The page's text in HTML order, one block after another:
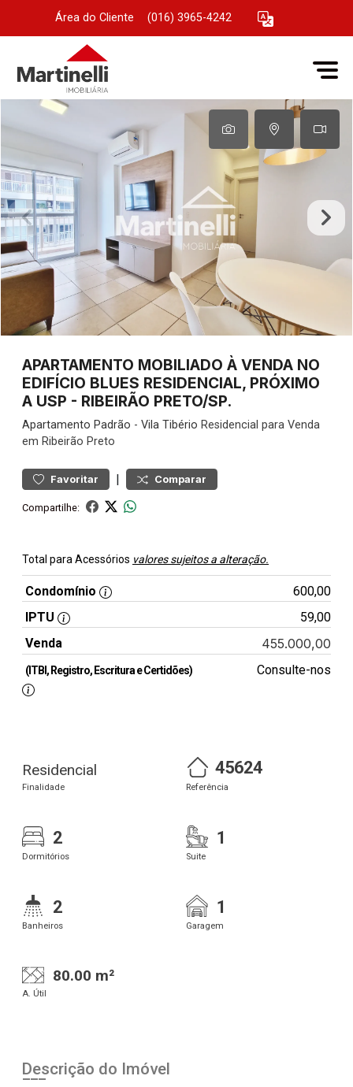
Área do Cliente (016) 3965-4242
APARTAMENTO MOBILIADO À VENDA NO
EDIFÍCIO BLUES RESIDENCIAL, PRÓXIMO
A USP - RIBEIRÃO PRETO/SP.
Apartamento Padrão - Vila Tibério Residencial para Venda
em Ribeirão Preto
Favoritar | Comparar
Compartilhe:
Total para Acessórios valores sujeitos a alteração.
Condomínio
600,00
IPTU
59,00
Venda
455.000,00
(ITBI, Registro, Escritura e Certidões) Consulte-nos
Residencial
Finalidade
45624
Referência
2
Dormitórios
1
Suite
2
Banheiros
1
Garagem
80.00 m²
A. Útil
Descrição do Imóvel